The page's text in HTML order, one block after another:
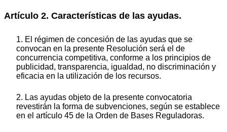
Artículo 2. Características de las ayudas.
1. El régimen de concesión de las ayudas que se
convocan en la presente Resolución será el de
concurrencia competitiva, conforme a los principios de
publicidad, transparencia, igualdad, no discriminación y
eficacia en la utilización de los recursos.
2. Las ayudas objeto de la presente convocatoria
revestirán la forma de subvenciones, según se establece
en el artículo 45 de la Orden de Bases Reguladoras.